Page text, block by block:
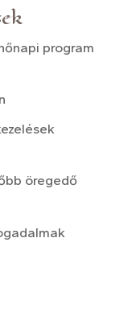
program
öregedő